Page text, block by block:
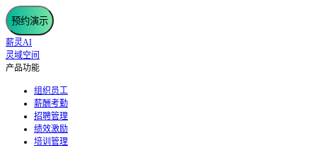
预约演示
薪灵AI
灵域空间
产品功能
组织员工
薪酬考勤
招聘管理
绩效激励
培训管理